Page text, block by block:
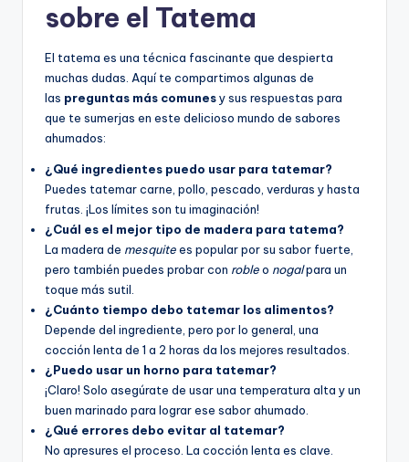
sobre el Tatema
El tatema es una técnica fascinante que despierta
muchas dudas. Aquí te compartimos algunas de
las preguntas más comunesy sus respuestas para
que te sumerjas en este delicioso mundo de sabores
ahumados:
¿Qué ingredientes puedo usar para tatemar?
Puedes tatemar carne, pollo, pescado, verduras y hasta
frutas. ¡Los límites son tu imaginación!
¿Cuál es el mejor tipo de madera para tatema?
La madera de mesquitees popular por su sabor fuerte,
pero también puedes probar con robleo nogalpara un
toque más sutil.
¿Cuánto tiempo debo tatemar los alimentos?
Depende del ingrediente, pero por lo general, una
cocción lenta de 1 a 2 horas da los mejores resultados.
¿Puedo usar un horno para tatemar?
¡Claro! Solo asegúrate de usar una temperatura alta y un
buen marinado para lograr ese sabor ahumado.
¿Qué errores debo evitar al tatemar?
No apresures el proceso. La cocción lenta es clave.